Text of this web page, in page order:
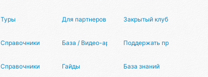
Туры Для партнеров Закрытый клуб МД
Справочники База / Видео-архив Поддержать проект
Справочники Гайды База знаний